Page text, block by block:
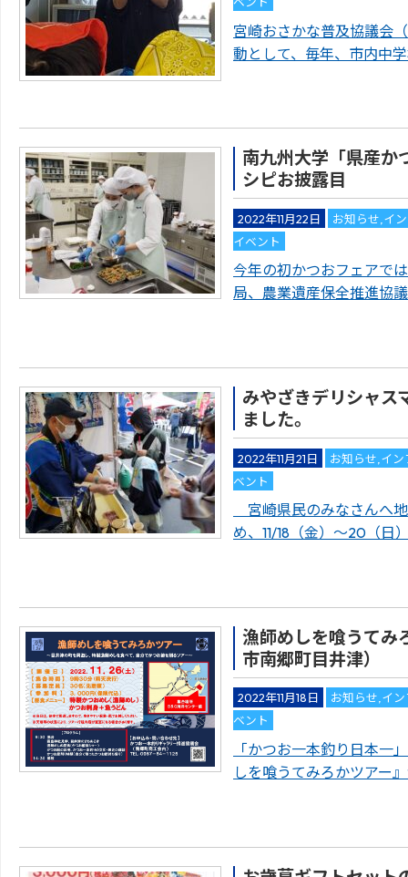
宮崎おさかな普及協議会
動として、毎年、市内中
南九州大学「県産か
シピお披露目
2022年11月22日 お知らせ イ
イベント
今年の初かつおフェアで
局、農業遺産保全推進協
みやざきデリシャ
ました。
2022年11月21日 お知らせ イン
ベント
宮崎県民のみなさんへ
め、11/18（金）～20（日
漁師めしを喰うてみ
市南郷町目井津）
2022年11月18日 お知らせ イ
ベント
「かつお一本釣り日本一
しを喰うてみろかツアー